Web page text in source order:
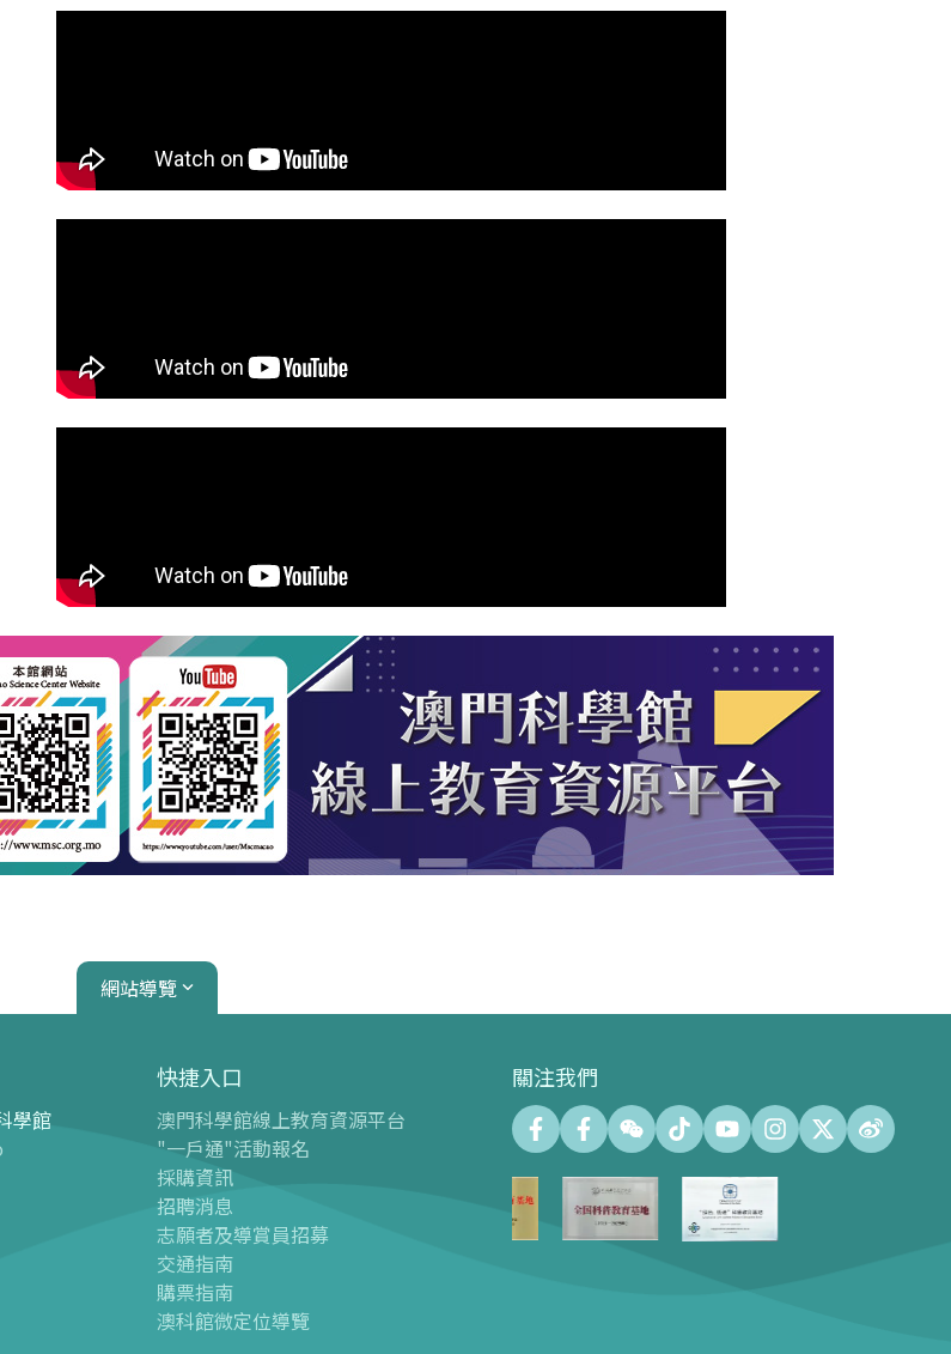
網站導覽
天文館
天文館介紹
球幕電影
- 最新球幕電影
- 過往球幕電影
球幕電影時間表
會議中心
會議廳 (最大容納500人)
會議室 (最大容納140人)
學館
快捷入口
澳門科學館線上教育資源平台
"一戶通"活動報名
採購資訊
招聘消息
志願者及導賞員招募
交通指南
購票指南
澳科館微定位導覽
關注我們